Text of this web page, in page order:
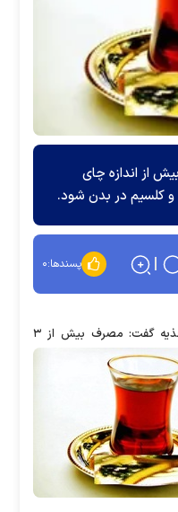
از اندازه چای
کلسیم در بدن شود.
پسندها:۰
یک کارشناس تغذیه گفت: مصرف بیش از ۳